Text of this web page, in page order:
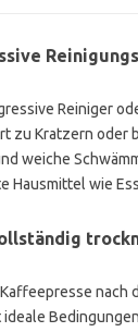
Reiniger
zu Kratzern oder
weiche
Hausmittel wie